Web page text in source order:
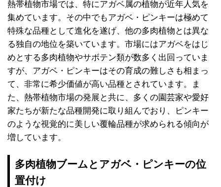
熱帯植物市場では、特にアガベ属の植物が近年人気を
集めています。その中でもアガベ・ピンキーは極めて
特殊な品種として進化を遂げ、他の多肉植物とは異な
る独自の地位を築いています。市場にはアガベをはじ
めとする多肉植物やサボテン類が数多く出回っていま
すが、アガベ・ピンキーはその育成の難しさも相まっ
て、非常に希少価値が高い品種とされています。ま
た、熱帯植物市場の発展と共に、多くの園芸家や愛好
家たちが新たな品種開発に取り組んでおり、ピンキー
のような視覚的に美しい覆輪品種が求められる傾向が
増しています。
多肉植物ブームとアガベ・ピンキーの位
置付け